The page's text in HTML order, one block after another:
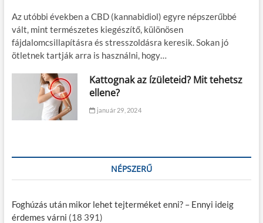
Az utóbbi években a CBD (kannabidiol) egyre népszerűbbé
vált, mint természetes kiegészítő, különösen
fájdalomcsillapításra és stresszoldásra keresik. Sokan jó
ötletnek tartják arra is használni, hogy…
Kattognak az ízületeid? Mit tehetsz
ellene?
január 29, 2024
NÉPSZERŰ
Foghúzás után mikor lehet tejterméket enni? – Ennyi ideig
érdemes várni (18 391)